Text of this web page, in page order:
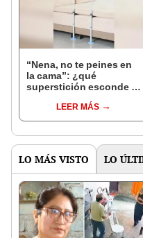
“Nena, no te peines en
la cama”: ¿qué
superstición esconde la
Enanitos Verdes?
LEER MÁS
LO MÁS VISTO LO